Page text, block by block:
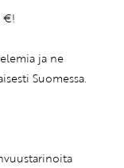
€!
ja ne
Suomessa.